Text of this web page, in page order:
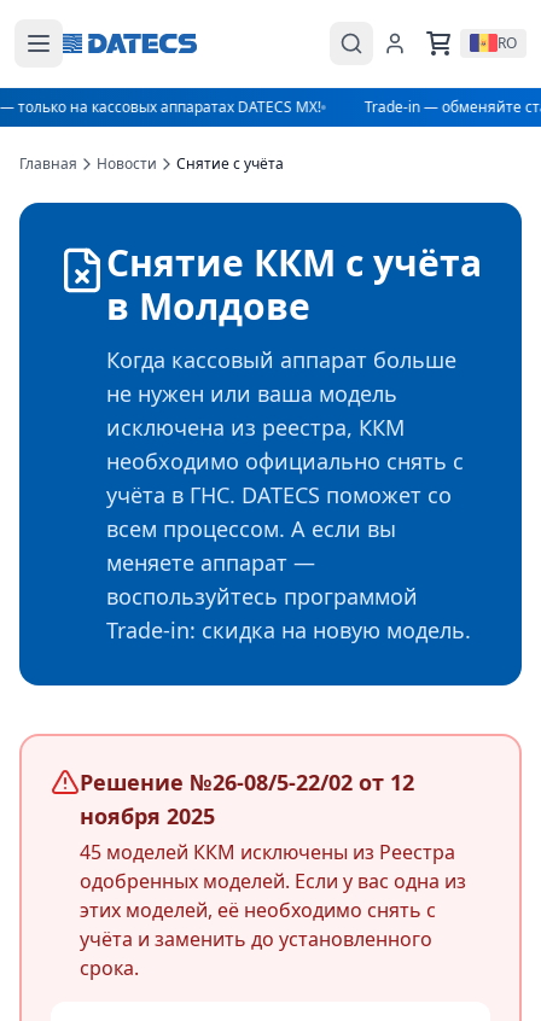
RO
только на кассовых аппаратах DATECS MX! Trade-in — обменяйте
Главная Новости Снятие с учёта
Снятие ККМ с учёта
в Молдове
Когда кассовый аппарат больше
не нужен или ваша модель
исключена из реестра, ККМ
необходимо официально снять с
учёта в ГНС. DATECS поможет со
всем процессом. А если вы
меняете аппарат —
воспользуйтесь программой
Trade-in: скидка на новую модель.
Решение №26-08/5-22/02 от 12
ноября 2025
45 моделей ККМ исключены из Реестра
одобренных моделей. Если у вас одна из
этих моделей, её необходимо снять с
учёта и заменить до установленного
срока.